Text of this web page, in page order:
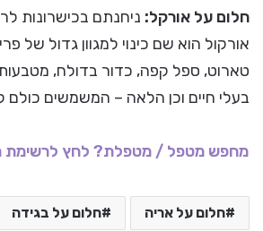
חלום על אורקל: ניחנתם בכישרונות
אורקול הוא שם כינוי למגוון גדול של
טארוט, ספל קפה, כדור בדולח,
בעלי חיים וכן הלאה – המשמשים כולם
מחפש מטפל / מטפלת? לחץ לרשימת
חלום על אריה חלום על בגידה